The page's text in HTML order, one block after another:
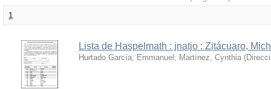
1
Lista de Haspelmath : jnatjo : Zitácuaro,
Hurtado García, Emmanuel ; Martínez, Cynthia (